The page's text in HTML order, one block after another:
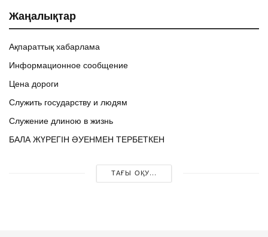
Жаңалықтар
Ақпараттық хабарлама
Информационное сообщение
Цена дороги
Служить государству и людям
Служение длиною в жизнь
БАЛА ЖҮРЕГІН ӘУЕНМЕН ТЕРБЕТКЕН
ТАҒЫ ОҚУ...